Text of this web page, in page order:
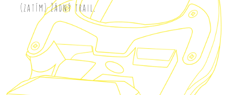
(zatím) žádný trail.